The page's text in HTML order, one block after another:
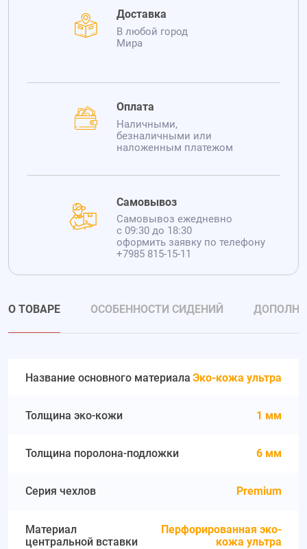
Доставка
В любой город
Мира
Оплата
Наличными,
безналичными или
наложенным платежом
Самовывоз
Самовывоз ежедневно
с 09:30 до 18:30
оформить заявку по телефону
+7985 815-15-11
О ТОВАРЕ ОСОБЕННОСТИ СИДЕНИЙ
Название основного материала Эко-кожа ультра
Толщина эко-кожи 1 мм
Толщина поролона-подложки 6 мм
Серия чехлов Premium
Материал
центральной вставки
Перфорированная эко-
кожа ультра